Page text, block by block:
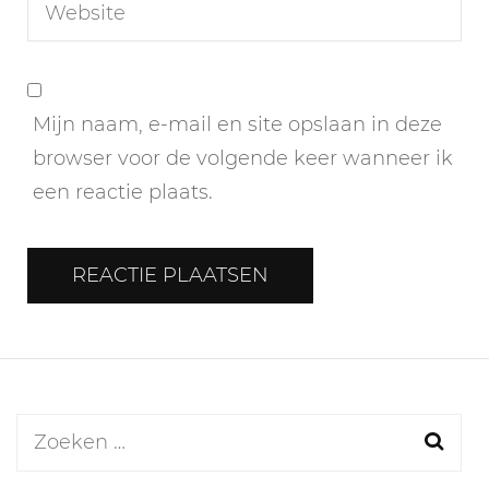
Mijn naam, e-mail en site opslaan in deze
browser voor de volgende keer wanneer ik
een reactie plaats.
Zoeken